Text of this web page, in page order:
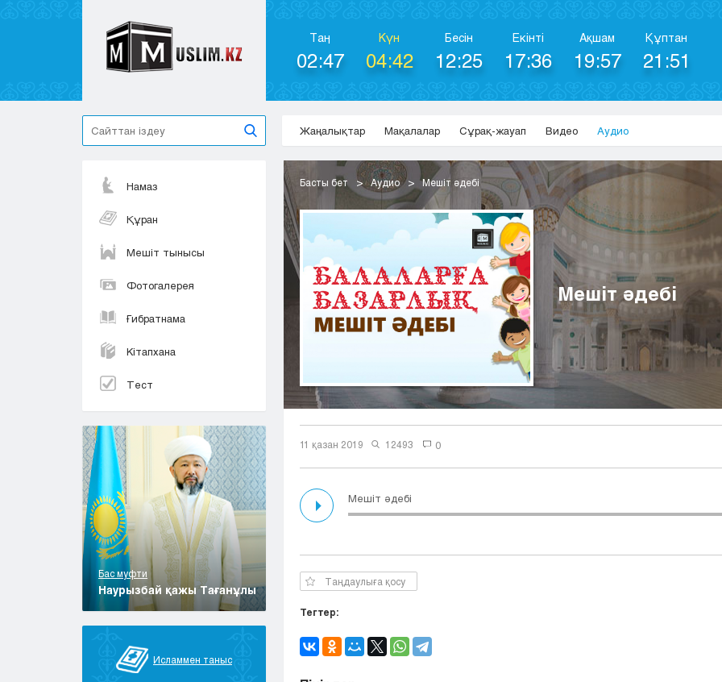
Таң
02:47
Күн
04:42
Бесін
12:25
Екінті
17:36
Ақшам
19:57
Құптан
21:51
Жаңалықтар Мақалалар Сұрақ-жауап Видео Аудио
Намаз
Құран
Мешіт тынысы
Фотогалерея
Ғибратнама
Кітапхана
Тест
Бас муфти
Наурызбай қажы Тағанұлы
Исламмен таныс
Басты бет Аудио Мешіт әдебі
Мешіт әдебі
11 қазан 2019 12493 0
Мешіт әдебі
Таңдаулыға қосу
Тегтер: